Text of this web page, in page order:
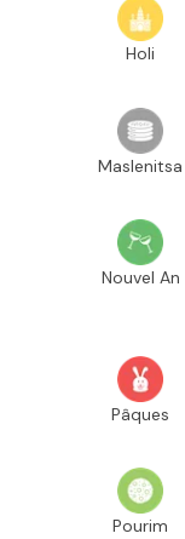
Holi
Maslenitsa
Nouvel An
Pâques
Pourim